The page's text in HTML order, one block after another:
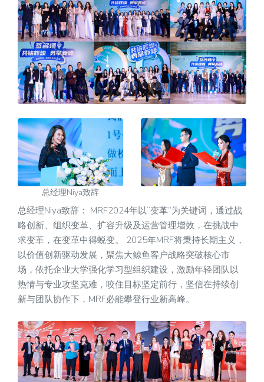
总经理Niya致辞
总经理Niya致辞： MRF2024年以“变革”为关键词，通过战
略创新、组织变革、扩容升级及运营管理增效，在挑战中
求变革，在变革中得蜕变。 2025年MRF将秉持长期主义，
以价值创新驱动发展，聚焦大鲸鱼客户战略突破核心市
场，依托企业大学强化学习型组织建设，激励年轻团队以
热情与专业攻坚克难，咬住目标坚定前行，坚信在持续创
新与团队协作下，MRF必能攀登行业新高峰。